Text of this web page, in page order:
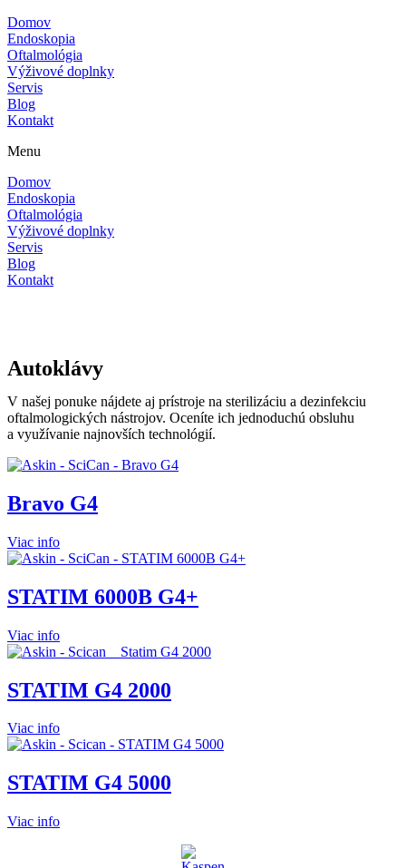
Domov
Endoskopia
Oftalmológia
Výživové doplnky
Servis
Blog
Kontakt
Menu
Domov
Endoskopia
Oftalmológia
Výživové doplnky
Servis
Blog
Kontakt
Autoklávy
V našej ponuke nájdete aj prístroje na sterilizáciu a dezinfekciu
oftalmologických nástrojov. Oceníte ich jednoduchú obsluhu
a využívanie najnovších technológií.
Bravo G4
Viac info
STATIM 6000B G4+
Viac info
STATIM G4 2000
Viac info
STATIM G4 5000
Viac info